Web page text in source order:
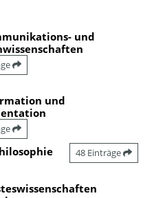
und
und
48 Einträge